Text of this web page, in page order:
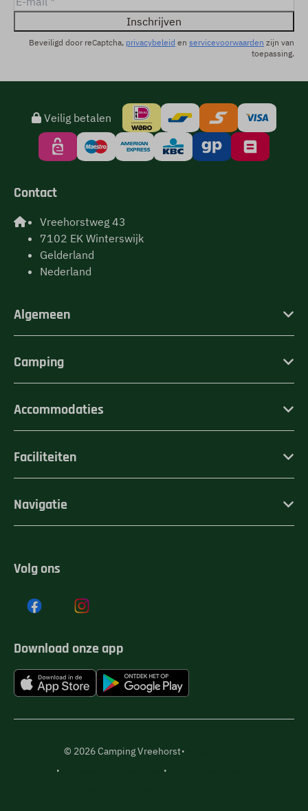
Inschrijven
Beveiligd door reCaptcha, privacybeleid en servicevoorwaarden zijn van
toepassing.
Veilig betalen
Contact
Vreehorstweg 43
7102 EK Winterswijk
Gelderland
Nederland
Algemeen
Camping
Accommodaties
Faciliteiten
Navigatie
Volg ons
Download onze app
© 2026 Camping Vreehorst·
· ·